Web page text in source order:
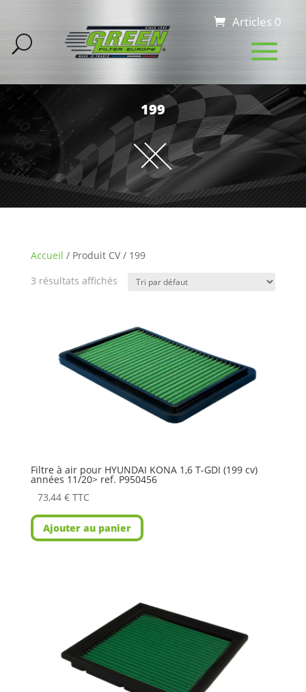
Articles 0
199
Accueil / Produit CV / 199
3 résultats affichés
Filtre à air pour HYUNDAI KONA 1,6 T-GDI (199 cv)
années 11/20> ref. P950456
73,44 € TTC
Ajouter au panier